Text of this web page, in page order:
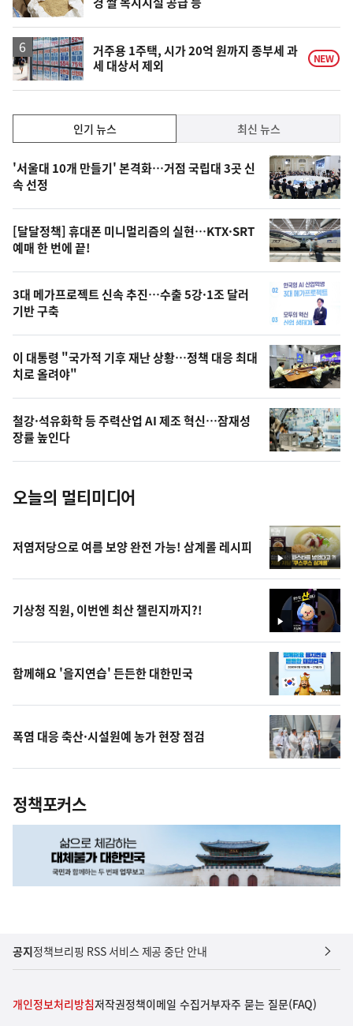
하
락
거주용 1주택, 시가 20억 원까지 종부세 과
세 대상서 제외
NEW
기,
최
신,
오
늘
의
영
상
오
늘
의
사
진
인기 뉴스 최신 뉴스
기
뉴
스
'서울대 10개 만들기' 본격화…거점 국립대 3곳 신
속 선정
[달달정책] 휴대폰 미니멀리즘의 실현…KTX·SRT
예매 한 번에 끝!
3대 메가프로젝트 신속 추진…수출 5강·1조 달러
기반 구축
이 대통령 "국가적 기후 재난 상황…정책 대응 최대
치로 올려야"
철강·석유화학 등 주력산업 AI 제조 혁신…잠재성
장률 높인다
오늘의 멀티미디어
영
상
저염저당으로 여름 보양 완전 가능! 삼계롤 레시피
영
상
기상청 직원, 이번엔 최산 챌린지까지?!
함께해요 '을지연습' 든든한 대한민국
폭염 대응 축산·시설원예 농가 현장 점검
정책포커스
공지정책브리핑 RSS 서비스 제공 중단 안내
개인정보처리방침저작권정책이메일 수집거부자주 묻는 질문(FAQ)